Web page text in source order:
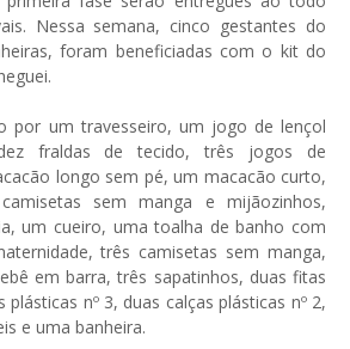
Nessa semana, cinco gestantes do
foram beneficiadas com o kit do
por um travesseiro, um jogo de lençol
fraldas de tecido, três jogos de
longo sem pé, um macacão curto,
sem manga e mijãozinhos,
um cueiro, uma toalha de banho com
três camisetas sem manga,
em barra, três sapatinhos, duas fitas
plásticas nº 3, duas calças plásticas nº 2,
e uma banheira.